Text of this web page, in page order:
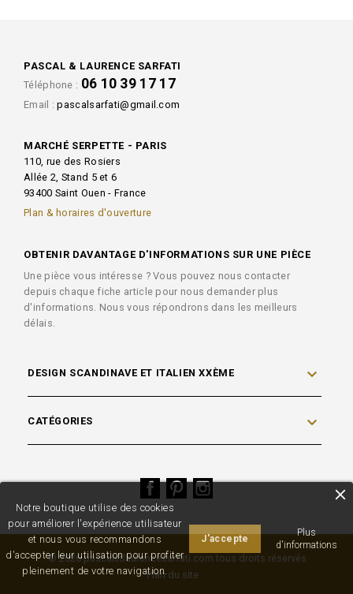
Notre boutique utilise des cookies
pour améliorer l'expérience utilisateur
et nous vous recommandons
d'accepter leur utilisation pour profiter
pleinement de votre navigation.
J'accepte
Plus
d'informations
PASCAL & LAURENCE SARFATI
Téléphone : 06 10 39 17 17
Email :pascalsarfati@gmail.com
MARCHÉ SERPETTE - PARIS
110, rue des Rosiers
Allée 2, Stand 5 et 6
93400 Saint Ouen - France
Plan & horaires d'ouverture
OBTENIR DAVANTAGE D'INFORMATIONS SUR UNE PIÈCE
Une pièce vous intéresse ? Vous pouvez nous contacter
depuis chaque fiche article pour nous demander plus
d'informations. Nous vous répondrons dans les meilleurs
délais.
DESIGN SCANDINAVE ET ITALIEN XXÈME 
CATÉGORIES 
FacebookPinterestInstagram
© 2026 pascaletlaurencesarfati.com tous droits réservés
Plan du site